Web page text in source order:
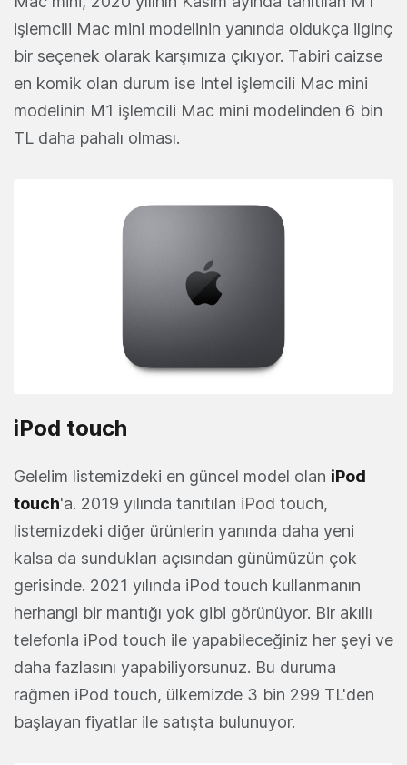
işlemcili Mac mini modelinin yanında oldukça ilginç
bir seçenek olarak karşımıza çıkıyor. Tabiri caizse
en komik olan durum ise Intel işlemcili Mac mini
modelinin M1 işlemcili Mac mini modelinden 6 bin
TL daha pahalı olması.
iPod touch
Gelelim listemizdeki en güncel model olan iPod
touch'a. 2019 yılında tanıtılan iPod touch,
listemizdeki diğer ürünlerin yanında daha yeni
kalsa da sundukları açısından günümüzün çok
gerisinde. 2021 yılında iPod touch kullanmanın
herhangi bir mantığı yok gibi görünüyor. Bir akıllı
telefonla iPod touch ile yapabileceğiniz her şeyi ve
daha fazlasını yapabiliyorsunuz. Bu duruma
rağmen iPod touch, ülkemizde 3 bin 299 TL'den
başlayan fiyatlar ile satışta bulunuyor.